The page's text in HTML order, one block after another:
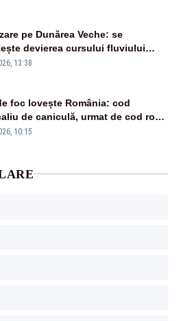
pe Dunărea Veche: se
devierea cursului fluviului
– VIDEO
13:38
foc lovește România: cod
de caniculă, urmat de cod roșu
Temperaturile urcă spre 40°C
10:15